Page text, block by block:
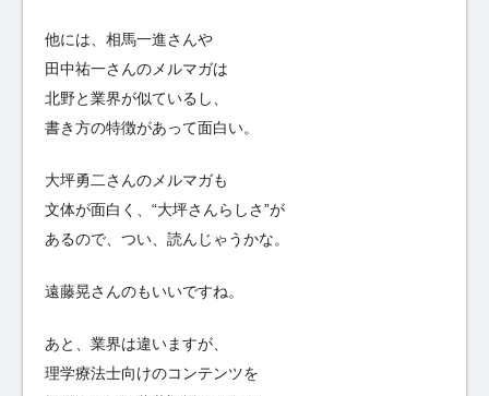
他には、相馬一進さんや
田中祐一さんのメルマガは
北野と業界が似ているし、
書き方の特徴があって面白い。
大坪勇二さんのメルマガも
文体が面白く、“大坪さんらしさ”が
あるので、つい、読んじゃうかな。
遠藤晃さんのもいいですね。
あと、業界は違いますが、
理学療法士向けのコンテンツを